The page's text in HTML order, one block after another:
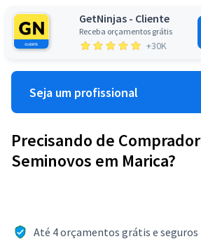
GetNinjas - Cliente
Receba orçamentos grátis
+30K
Seja um profissional
Precisando de
Seminovos em Marica?
Até 4 orçamentos grátis e seguros